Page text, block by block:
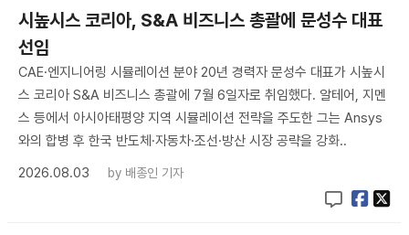
시높시스 코리아, S&A 비즈니스 총괄에 문성수 대표
선임
CAE·엔지니어링 시뮬레이션 분야 20년 경력자 문성수 대표가 시높시
스 코리아 S&A 비즈니스 총괄에 7월 6일자로 취임했다. 알테어, 지멘
스 등에서 아시아태평양 지역 시뮬레이션 전략을 주도한 그는 Ansys
와의 합병 후 한국 반도체·자동차·조선·방산 시장 공략을 강화..
2026.08.03
by 배종인 기자